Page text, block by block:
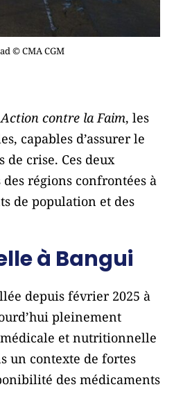
© CMA CGM
Action contre la Faim, les
capables d’assurer le
de crise. Ces deux
régions confrontées à
de population et des
à Bangui
depuis février 2025 à
pleinement
médicale et nutritionnelle
un contexte de fortes
des médicaments